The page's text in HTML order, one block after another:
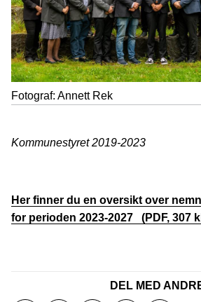
Annett Rek
Kommunestyret 2019-2023
Her finner du en oversikt over
for perioden 2023-2027
(PDF, 307
DEL MED